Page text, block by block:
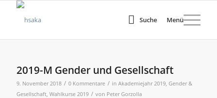
Suche Menü
2019-M Gender und Gesellschaft
9. November 2018 / 0 Kommentare / in Akademiejahr 2019, Gender &
Gesellschaft, Wahlkurse 2019 / von Peter Gorzolla